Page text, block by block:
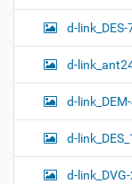
d-
d-
d-
d-
d-